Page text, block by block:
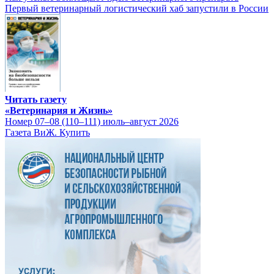
Первый ветеринарный логистический хаб запустили в России
Читать газету
«Ветеринария и Жизнь»
Номер 07–08 (110–111) июль–август 2026
Газета ВиЖ. Купить